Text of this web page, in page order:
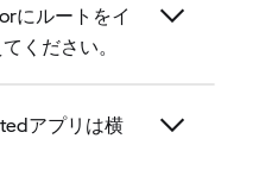
にルートをイ
ください。
アプリは横